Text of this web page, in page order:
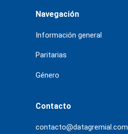
Navegación
Información general
Paritarias
Género
Contacto
contacto@datagremial.com